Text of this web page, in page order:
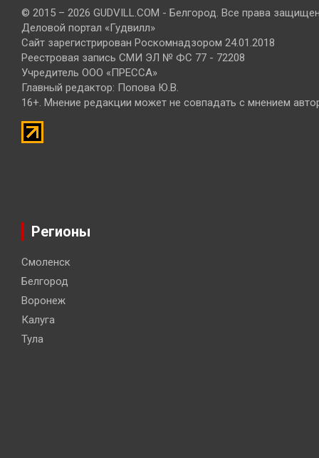
© 2015 – 2026 GUDVILL.COM - Белгород. Все права
Деловой портал «Гудвилл»
Сайт зарегистрирован Роскомнадзором 24.01.2018
Реестровая запись СМИ ЭЛ № ФС 77 - 72208
Учредитель ООО «ПРЕССА»
Главный редактор: Попова Ю.В.
16+. Мнение редакции может не совпадать с мнением
Регионы
Смоленск
Белгород
Воронеж
Калуга
Тула